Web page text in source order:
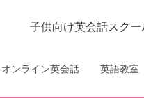
子供向け英会話スク
オンライン英会話 英語教室